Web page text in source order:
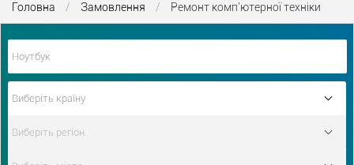
Головна / Замовлення / Ремонт комп'ютерної техніки